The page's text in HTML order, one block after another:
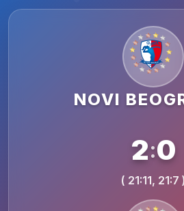
NOVI
2:0
( 21:11, 21:7 )